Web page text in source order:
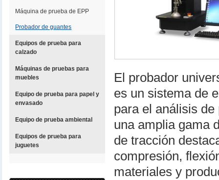
Máquina de prueba de EPP
Probador de guantes
Equipos de prueba para
calzado
Máquinas de pruebas para
muebles
Equipo de prueba para papel y
envasado
Equipo de prueba ambiental
Equipos de prueba para
juguetes
El probador
es un sistema de
para el análisis
una amplia gama
de tracción
compresión,
materiales y